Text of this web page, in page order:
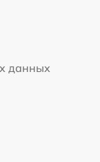
данных